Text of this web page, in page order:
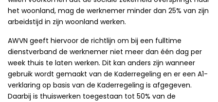
het woonland, mag de werknemer minder dan 25% van zijn
arbeidstijd in zijn woonland werken.
AWVN geeft hiervoor de richtlijn om bij een fulltime
dienstverband de werknemer niet meer dan één dag per
week thuis te laten werken. Dit kan anders zijn wanneer
gebruik wordt gemaakt van de Kaderregeling en er een A1-
verklaring op basis van de Kaderregeling is afgegeven.
Daarbij is thuiswerken toegestaan tot 50% van de